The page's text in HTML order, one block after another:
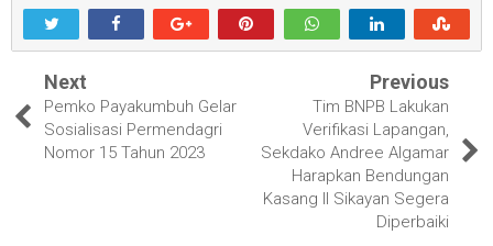
Next
Pemko Payakumbuh Gelar
Sosialisasi Permendagri
Nomor 15 Tahun 2023
Previous
Tim BNPB Lakukan
Verifikasi Lapangan,
Sekdako Andree Algamar
Harapkan Bendungan
Kasang II Sikayan Segera
Diperbaiki